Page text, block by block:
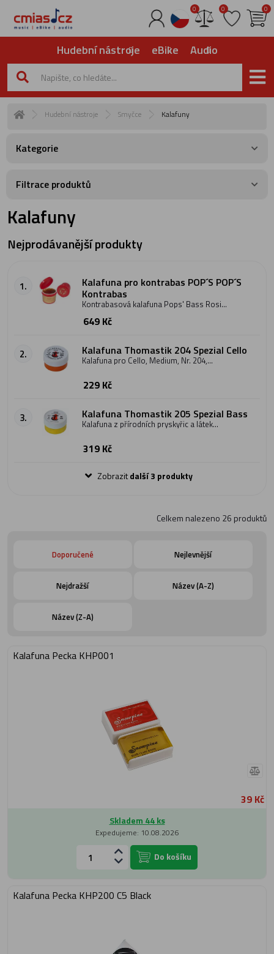
0 0 0
Hudební nástroje eBike Audio
Hudební nástroje Smyčce Kalafuny
Kategorie
Filtrace produktů
Kalafuny
Nejprodávanější produkty
1. Kalafuna pro kontrabas POP´S POP´S
Kontrabas
Kontrabasová kalafuna Pops' Bass Rosin
vůbec.
649 Kč
2. Kalafuna Thomastik 204 Spezial Cello
Kalafuna pro Cello, Medium, Nr. 204,
229 Kč
3. Kalafuna Thomastik 205 Spezial Bass
Kalafuna z přírodních pryskyřic a látek
kontrabasové smyčce.
319 Kč
Zobrazitdalší 3 produkty
Celkem nalezeno 26 produktů
Doporučené Nejlevnější
Nejdražší Název (A-Z)
Název (Z-A)
Kalafuna Pecka KHP001
39 Kč
Skladem 44 ks
Expedujeme: 10.08.2026
Do košíku
Kalafuna Pecka KHP200 C5 Black